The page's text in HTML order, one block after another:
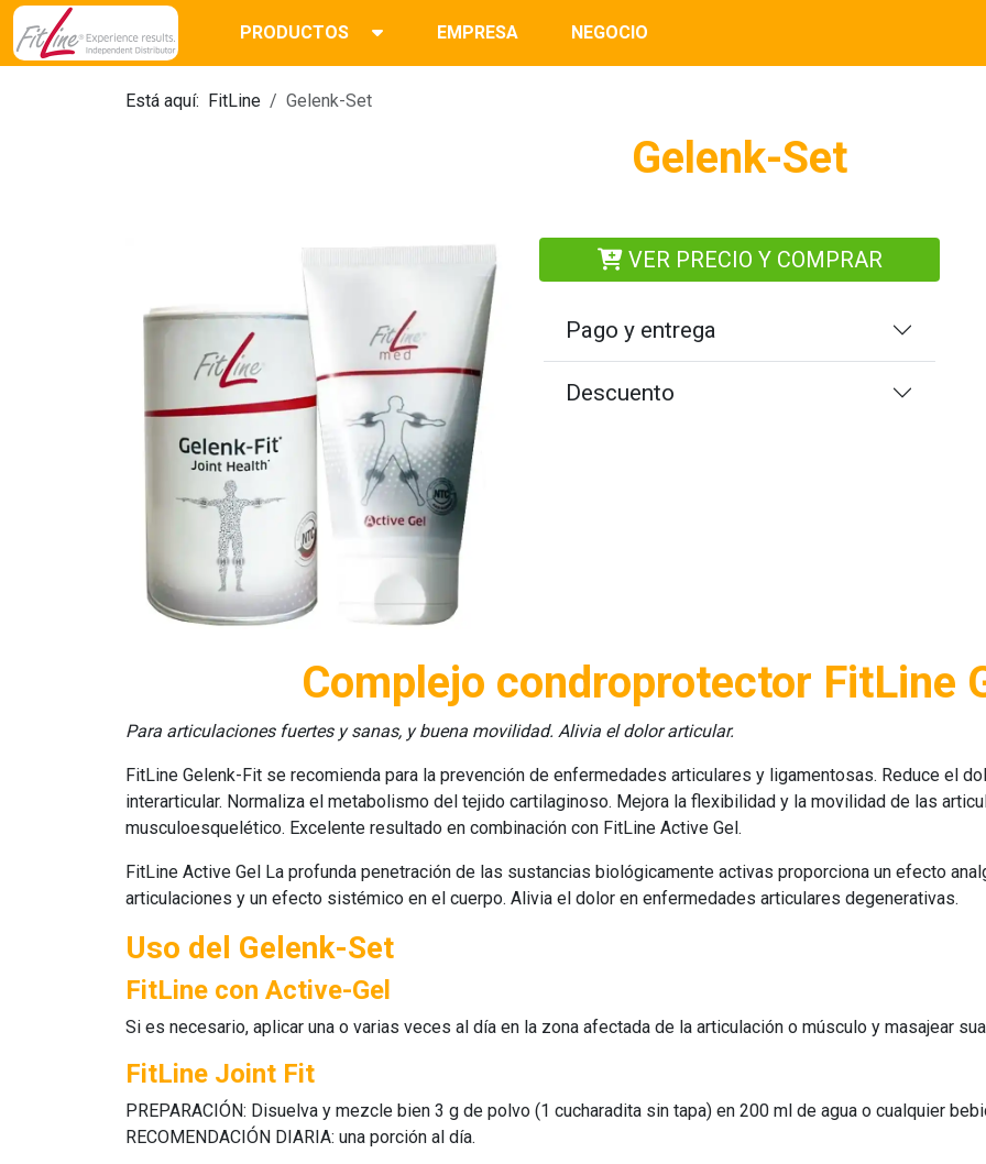
PRODUCTOS EMPRESA NEGOCIO
Está aquí: FitLine Gelenk-Set
Gelenk-Set
VER PRECIO Y COMPRAR
Pago y entrega
Descuento
Complejo condroprotector FitLine
Para articulaciones fuertes y sanas, y buena movilidad. Alivia el dolor articular.
FitLine Gelenk-Fit se recomienda para la prevención de enfermedades articulares y ligamentosas. Reduce el
interarticular. Normaliza el metabolismo del tejido cartilaginoso. Mejora la flexibilidad y la movilidad de las
musculoesquelético. Excelente resultado en combinación con FitLine Active Gel.
FitLine Active Gel La profunda penetración de las sustancias biológicamente activas proporciona un efecto
articulaciones y un efecto sistémico en el cuerpo. Alivia el dolor en enfermedades articulares degenerativas.
Uso del Gelenk-Set
FitLine con Active-Gel
Si es necesario, aplicar una o varias veces al día en la zona afectada de la articulación o músculo y masajear
FitLine Joint Fit
PREPARACIÓN: Disuelva y mezcle bien 3 g de polvo (1 cucharadita sin tapa) en 200 ml de agua o cualquier
RECOMENDACIÓN DIARIA: una porción al día.